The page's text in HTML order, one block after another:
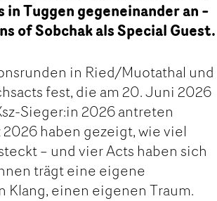
Tuggen gegeneinander an –
of Sobchak als Special Guest.
in Ried/Muotathal und
fest, die am 20. Juni 2026
Sieger:in 2026 antreten
haben gezeigt, wie viel
– und vier Acts haben sich
trägt eine eigene
einen eigenen Traum.